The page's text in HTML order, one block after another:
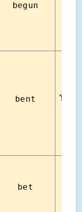
begun
bent โค้ง
bet